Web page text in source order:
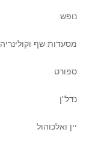
נופש
מסעדות שף וקולינריה
ספורט
נדל"ן
יין ואלכוהול